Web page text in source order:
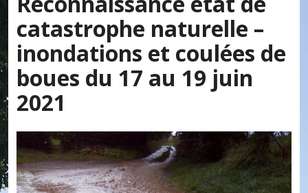
catastrophe naturelle –
inondations et coulées de
boues du 17 au 19 juin
2021